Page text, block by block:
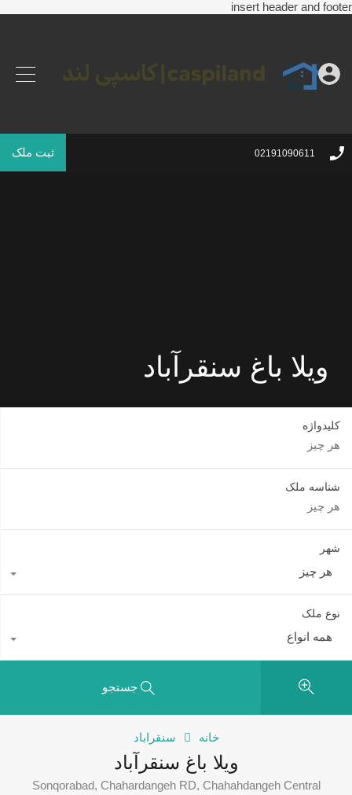
insert header and footer
02191090611 ثبت ملک
ویلا باغ سنقرآباد
کلیدواژه
شناسه ملک
شهر
هر چیز
نوع ملک
همه انواع
جستجو
خانه سنقراباد
ویلا باغ سنقرآباد
Sonqorabad, Chahardangeh RD, Chahahdangeh Central